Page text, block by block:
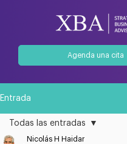
Agenda una cita
Entrada
Todas las entradas
Nicolás H Haidar